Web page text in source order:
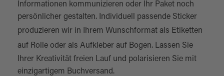
Informationen kommunizieren oder Ihr Paket noch
persönlicher gestalten. Individuell passende Sticker
produzieren wir in Ihrem Wunschformat als Etiketten
auf Rolle oder als Aufkleber auf Bogen. Lassen Sie
Ihrer Kreativität freien Lauf und polarisieren Sie mit
einzigartigem Buchversand.